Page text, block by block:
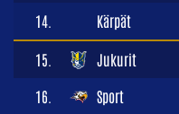
14. Kärpät
15. Jukurit
16. Sport